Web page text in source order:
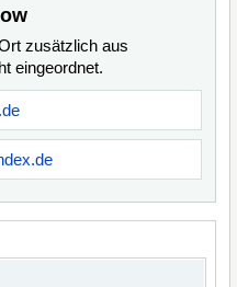
zusätzlich aus
eingeordnet.